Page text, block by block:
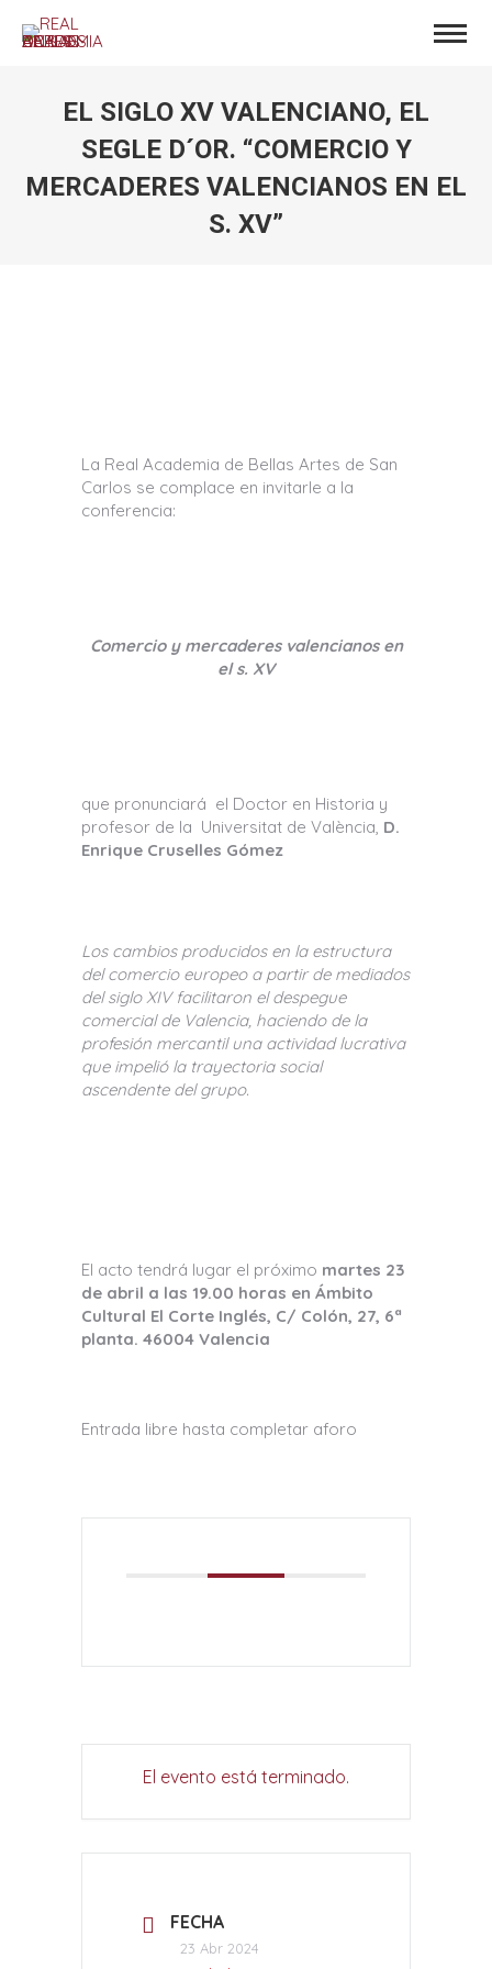
EL SIGLO XV VALENCIANO, EL
SEGLE D´OR. “COMERCIO Y
MERCADERES VALENCIANOS EN EL
S. XV”
La Real Academia de Bellas Artes de San
Carlos se complace en invitarle a la
conferencia:
Comercio y mercaderes valencianos en
el s. XV
que pronunciará el Doctor en Historia y
profesor de la Universitat de València, D.
Enrique Cruselles Gómez
Los cambios producidos en la estructura
del comercio europeo a partir de mediados
del siglo XIV facilitaron el despegue
comercial de Valencia, haciendo de la
profesión mercantil una actividad lucrativa
que impelió la trayectoria social
ascendente del grupo.
El acto tendrá lugar el próximo martes 23
de abril a las 19.00 horas en Ámbito
Cultural El Corte Inglés, C/ Colón, 27, 6ª
planta. 46004 Valencia
Entrada libre hasta completar aforo
El evento está terminado.
FECHA
23 Abr 2024